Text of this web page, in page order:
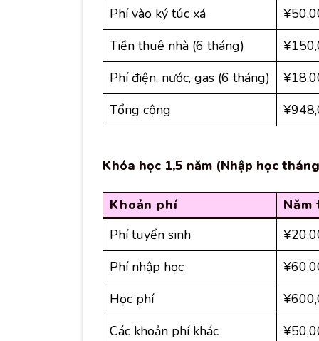
Phí vào ký túc xá
Tiền thuê nhà (6 tháng)
Phí điện, nước, gas (6 tháng)
Tổng cộng
Khóa học 1,5 năm (Nhập học
Khoản phí
Năm
Phí tuyển sinh
Phí nhập học
Học phí
Các khoản phí khác